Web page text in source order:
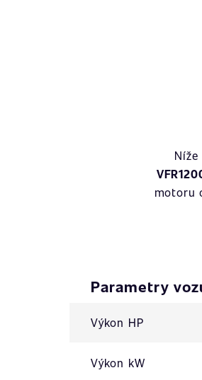
motoru
Parametry
Výkon HP
Výkon kW